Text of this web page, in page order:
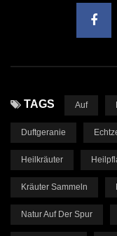
TAGS Auf
Duftgeranie
Heilkräuter
Kräuter Sammeln
Natur Auf Der Spur